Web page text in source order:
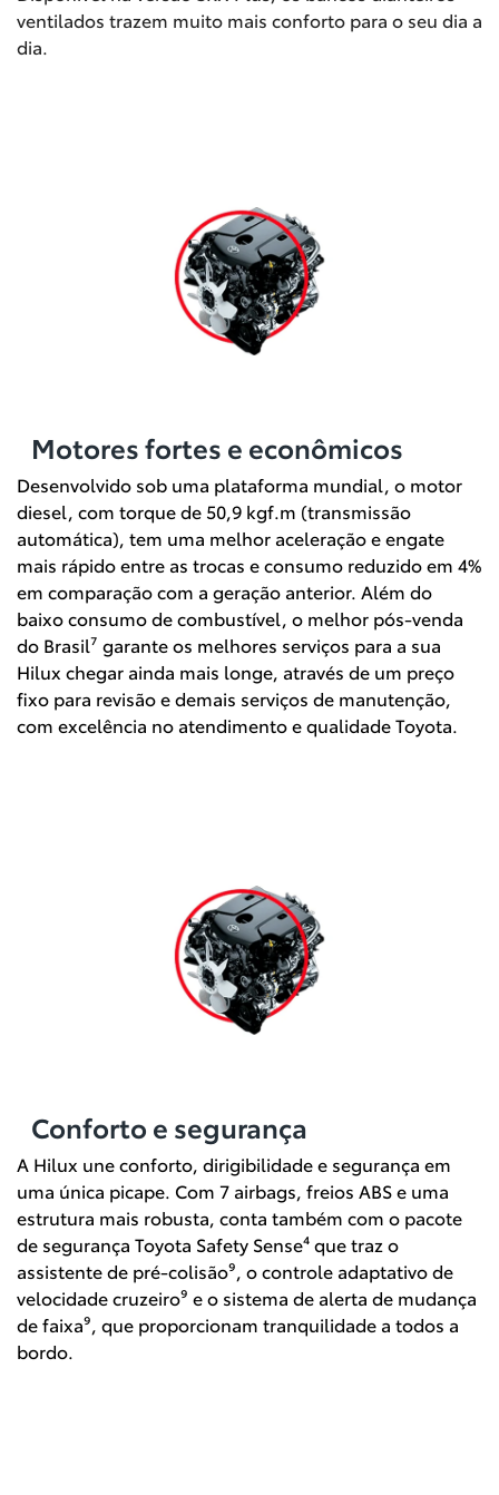
ventilados trazem muito mais conforto para o seu dia a
dia.
Motores fortes e econômicos
Desenvolvido sob uma plataforma mundial, o motor
diesel, com torque de 50,9 kgf.m (transmissão
automática), tem uma melhor aceleração e engate
mais rápido entre as trocas e consumo reduzido em 4%
em comparação com a geração anterior. Além do
baixo consumo de combustível, o melhor pós-venda
do Brasil⁷ garante os melhores serviços para a sua
Hilux chegar ainda mais longe, através de um preço
fixo para revisão e demais serviços de manutenção,
com excelência no atendimento e qualidade Toyota.
Conforto e segurança
A Hilux une conforto, dirigibilidade e segurança em
uma única picape. Com 7 airbags, freios ABS e uma
estrutura mais robusta, conta também com o pacote
de segurança Toyota Safety Sense⁴ que traz o
assistente de pré-colisão⁹, o controle adaptativo de
velocidade cruzeiro⁹ e o sistema de alerta de mudança
de faixa⁹, que proporcionam tranquilidade a todos a
bordo.